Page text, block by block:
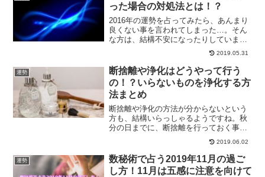
った場合の対処法とは！？
2016年の運勢を占ってみたら、あんまり
良くない事を言われてしまった…。そん
な方は、結構不安になったりしていませ
んか？もしあんまり良くない運気だった
としても、対処法はあります。悪い運気
を良くしていく方法をご紹介していきま
す。
2019.05.31
運勢
断捨離や浄化はどうやって行う
の！？いらないものを浄化する方
法まとめ
断捨離や浄化の方法が分からないという
方も、結構いらっしゃるようですね。秋
分の日までに、断捨離を行っておく事で
新しいスタートを切る事ができます。断
捨離や浄化をするための方法を、ご紹介
していきます。
2019.06.02
運勢
数秘術で占う2019年11月の過ご
し方！11月は五感に注意を向けて